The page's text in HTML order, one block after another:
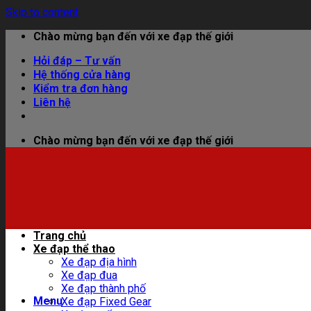
Skip to content
Chào mừng bạn đến với xe đạp thế giới
Hỏi đáp – Tư vấn
Hệ thống cửa hàng
Kiểm tra đơn hàng
Liên hệ
Chào mừng bạn đến với xe đạp thế giới
Menu
Trang chủ
Xe đạp thể thao
Xe đạp địa hình
Xe đạp đua
Xe đạp thành phố
Xe đạp Fixed Gear